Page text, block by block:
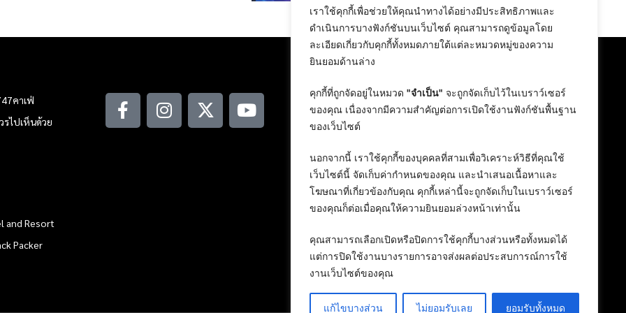
เราใช้คุกกี้เพื่อช่วยให้คุณนำทางได้อย่างมีประสิทธิภาพและ
ดำเนินการบางฟังก์ชันบนเว็บไซต์ คุณสามารถดูข้อมูลโดย
ละเอียดเกี่ยวกับคุกกี้ทั้งหมดภายใต้แต่ละหมวดหมู่ของความ
ยินยอมด้านล่าง
คุกกี้ที่ถูกจัดอยู่ในหมวด "จำเป็น" จะถูกจัดเก็บไว้ในเบราว์เซอร์
ของคุณ เนื่องจากมีความสำคัญต่อการเปิดใช้งานฟังก์ชันพื้นฐาน
ของเว็บไซต์
นอกจากนี้ เราใช้คุกกี้ของบุคคลที่สามเพื่อวิเคราะห์วิธีที่คุณใช้
เว็บไซต์นี้ จัดเก็บค่ากำหนดของคุณ และนำเสนอเนื้อหาและ
โฆษณาที่เกี่ยวข้องกับคุณ คุกกี้เหล่านี้จะถูกจัดเก็บในเบราว์เซอร์
ของคุณก็ต่อเมื่อคุณให้ความยินยอมล่วงหน้าเท่านั้น
คุณสามารถเลือกเปิดหรือปิดการใช้คุกกี้บางส่วนหรือทั้งหมดได้
แต่การปิดใช้งานบางรายการอาจส่งผลต่อประสบการณ์การใช้
งานเว็บไซต์ของคุณ
แก้ไขบางส่วน ไม่ยอมรับเลย ยอมรับทั้งหมด
24 February 2026
คาเฟ่
ไปเห็นด้วย
and Resort
Packer